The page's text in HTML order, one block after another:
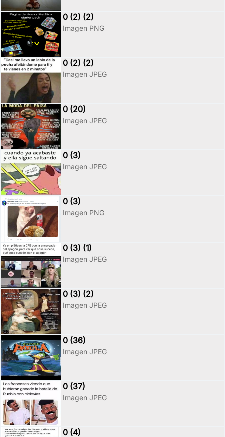
0 (2) (2)
Imagen PNG
0 (2) (2)
Imagen JPEG
0 (20)
Imagen JPEG
0 (3)
Imagen JPEG
0 (3)
Imagen PNG
0 (3) (1)
Imagen JPEG
0 (3) (2)
Imagen JPEG
0 (36)
Imagen JPEG
0 (37)
Imagen JPEG
0 (4)